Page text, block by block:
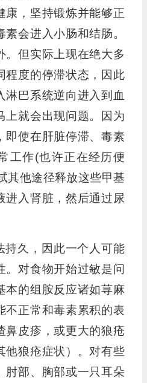
康，坚持锻炼并能够正
会进入小肠和结肠。
。但实际上现在绝大多
程度的停滞状态，因此
淋巴系统逆向进入到血
上就会出现问题。因为
即使在肝脏停滞、毒素
工作(也许正在经历便
其他途径释放这些甲基
进入肾脏，然后通过尿
持久，因此一个人可能
。对食物开始过敏是问
本的组胺反应诸如荨麻
不正常和毒素累积的表
鼻皮疹，或更大的狼疮
他狼疮症状）。对有些
肘部、胸部或一只耳朵